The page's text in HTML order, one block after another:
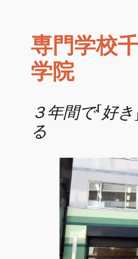
専門学校
学院
３年間で「好き
る